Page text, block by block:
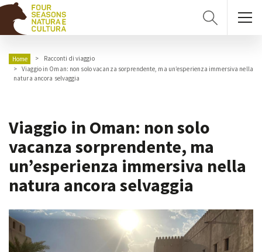
Home
Racconti di viaggio
Viaggio in Oman: non solo vacanza sorprendente, ma un’esperienza immersiva nella
natura ancora selvaggia
Viaggio in Oman: non solo
vacanza sorprendente, ma
un’esperienza immersiva nella
natura ancora selvaggia